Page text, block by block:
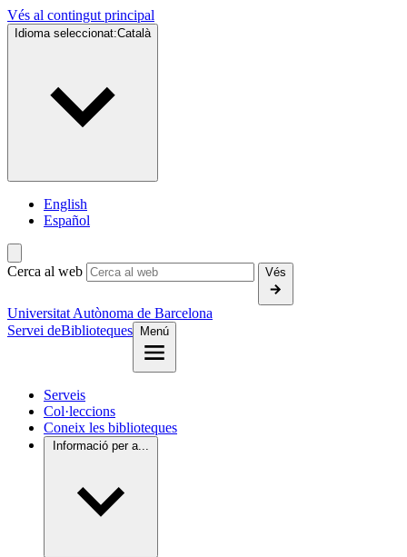
Vés al contingut principal
Idioma seleccionat:Català
English
Español
Cerca al web Vés
Universitat Autònoma de Barcelona
Servei deBiblioteques Menú
Serveis
Col·leccions
Coneix les biblioteques
Informació per a...